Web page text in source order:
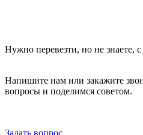
Нужно перевезти, но не знаете, с
Напишите нам или закажите
вопросы и поделимся советом.
Задать вопрос